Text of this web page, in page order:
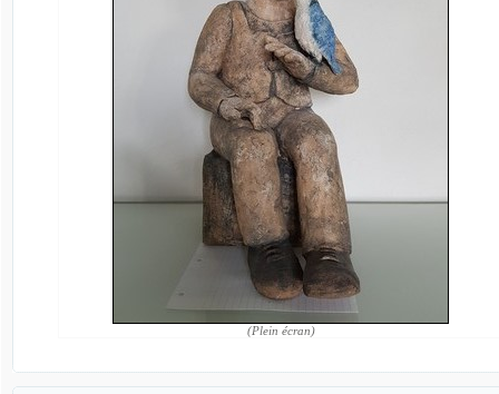
(Plein écran)